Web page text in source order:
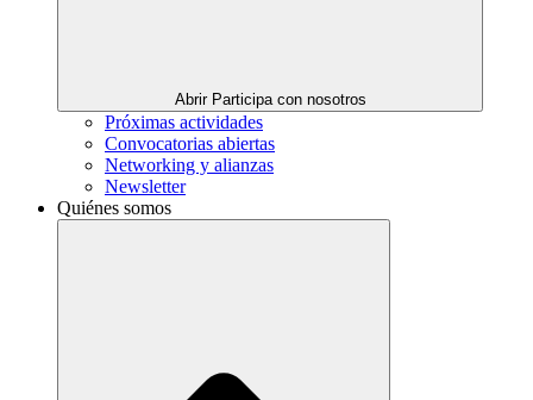
Abrir Participa con nosotros
Próximas actividades
Convocatorias abiertas
Networking y alianzas
Newsletter
Quiénes somos